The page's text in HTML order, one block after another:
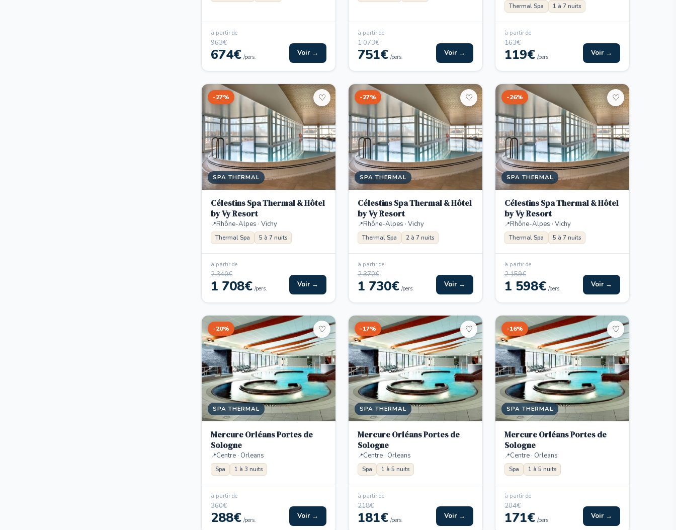
à partir de
963€
674€ /pers. Voir →
à partir de
1 073€
751€ /pers. Voir →
Thermal Spa 1 à 7 nuits
à partir de
163€
119€ /pers. Voir →
-27%
SPA THERMAL
♡
Célestins Spa Thermal & Hôtel
by Vy Resort
Rhône-Alpes · Vichy
Thermal Spa 5 à 7 nuits
à partir de
2 340€
1 708€ /pers. Voir →
-27%
SPA THERMAL
♡
Célestins Spa Thermal & Hôtel
by Vy Resort
Rhône-Alpes · Vichy
Thermal Spa 2 à 7 nuits
à partir de
2 370€
1 730€ /pers. Voir →
-26%
SPA THERMAL
♡
Célestins Spa Thermal & Hôtel
by Vy Resort
Rhône-Alpes · Vichy
Thermal Spa 5 à 7 nuits
à partir de
2 159€
1 598€ /pers. Voir →
-20%
SPA THERMAL
♡
Mercure Orléans Portes de
Sologne
Centre · Orleans
Spa 1 à 3 nuits
à partir de
360€
288€ /pers. Voir →
-17%
SPA THERMAL
♡
Mercure Orléans Portes de
Sologne
Centre · Orleans
Spa 1 à 5 nuits
à partir de
218€
181€ /pers. Voir →
-16%
SPA THERMAL
♡
Mercure Orléans Portes de
Sologne
Centre · Orleans
Spa 1 à 5 nuits
à partir de
204€
171€ /pers. Voir →